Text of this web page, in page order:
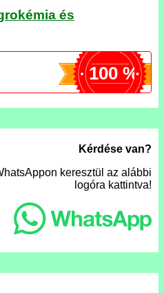
és
100 %
Kérdése van?
keresztül az alábbi
logóra kattintva!